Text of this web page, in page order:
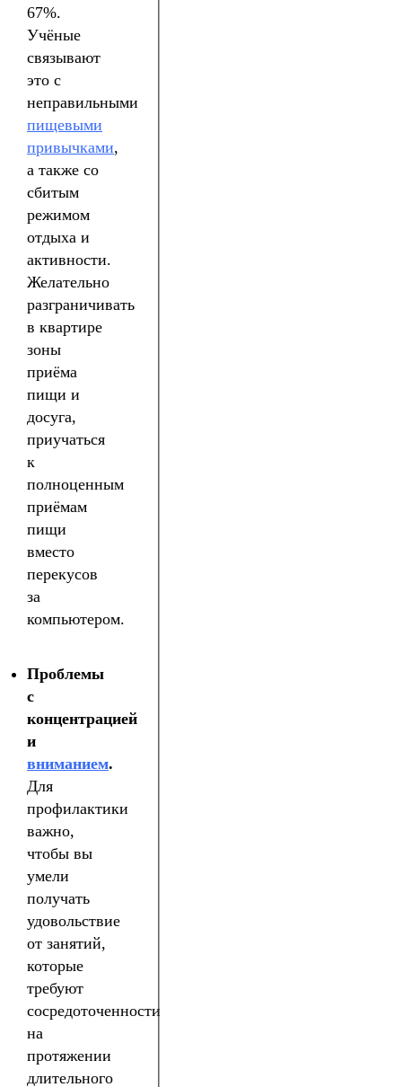
67%.
Учёные
связывают
это с
неправильными
пищевыми
привычками,
а также со
сбитым
режимом
отдыха и
активности.
Желательно
разграничивать
в квартире
зоны
приёма
пищи и
досуга,
приучаться
к
полноценным
приёмам
пищи
вместо
перекусов
за
компьютером.
Проблемы
с
концентрацией
и
вниманием.
Для
профилактики
важно,
чтобы вы
умели
получать
удовольствие
от занятий,
которые
требуют
сосредоточенности
на
протяжении
длительного